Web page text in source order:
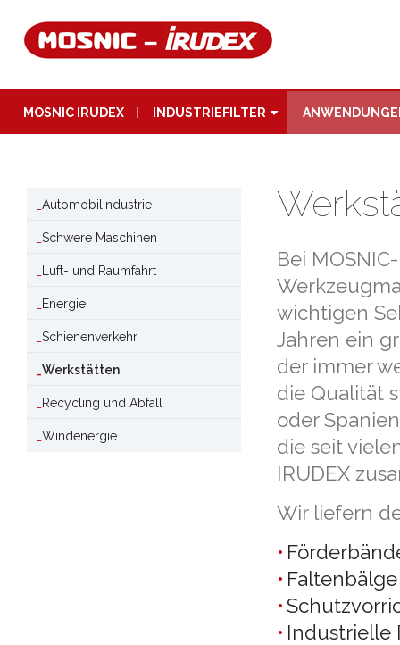
MOSNIC IRUDEX INDUSTRIEFILTER
Automobilindustrie
Schwere Maschinen
Luft- und Raumfahrt
Energie
Schienenverkehr
Werkstätten
Recycling und Abfall
Windenergie
Bei
wichtigen
Jahren ein
der immer
die Qualität
oder
die seit
IRUDEX
Wir liefern
Faltenbälge
Industrielle